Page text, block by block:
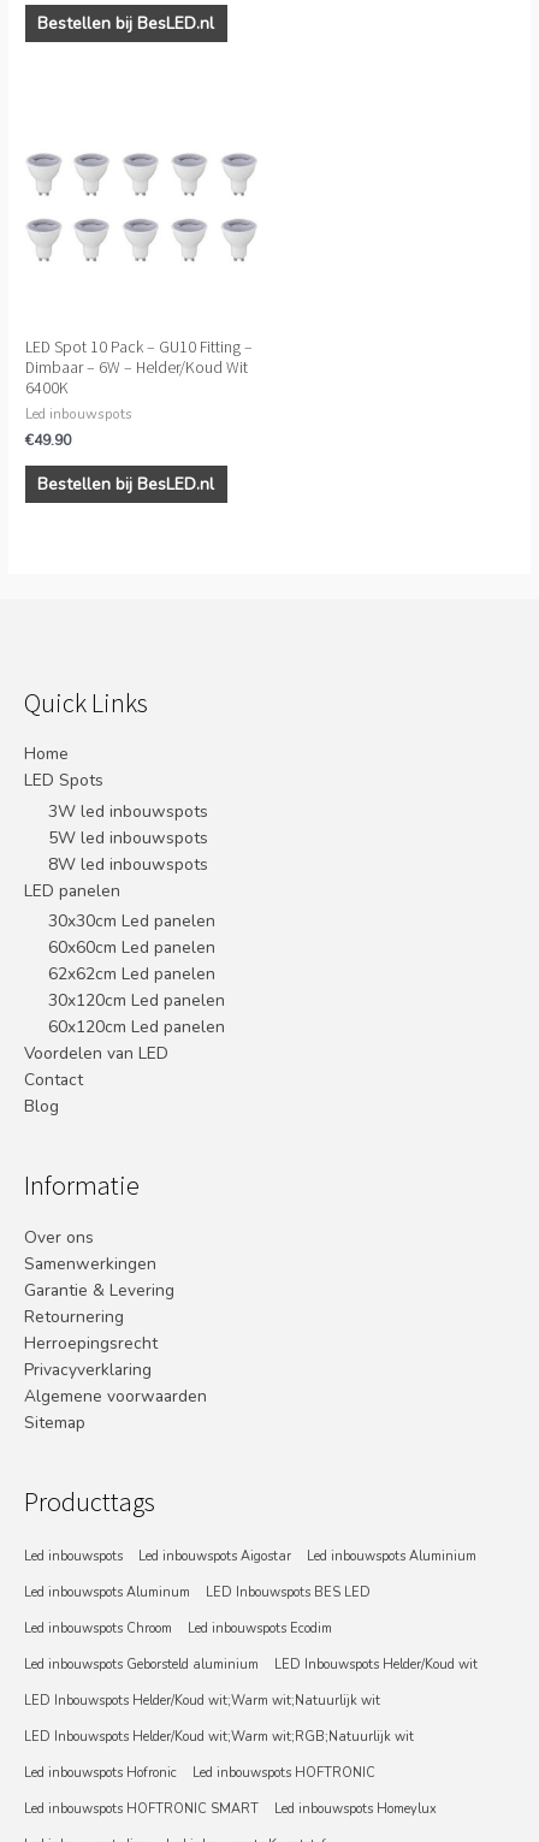
Bestellen bij BesLED.nl
LED Spot 10 Pack – GU10 Fitting –
Dimbaar – 6W – Helder/Koud Wit
6400K
Led inbouwspots
€49.90
Bestellen bij BesLED.nl
Quick Links
Home
LED Spots
3W led inbouwspots
5W led inbouwspots
8W led inbouwspots
LED panelen
30x30cm Led panelen
60x60cm Led panelen
62x62cm Led panelen
30x120cm Led panelen
60x120cm Led panelen
Voordelen van LED
Contact
Blog
Informatie
Over ons
Samenwerkingen
Garantie & Levering
Retournering
Herroepingsrecht
Privacyverklaring
Algemene voorwaarden
Sitemap
Producttags
Led inbouwspots Led inbouwspots Aigostar
Led inbouwspots Aluminium
Led inbouwspots Aluminum
LED Inbouwspots BES LED
Led inbouwspots Chroom
Led inbouwspots Ecodim
Led inbouwspots Geborsteld aluminium
LED Inbouwspots Helder/Koud wit
LED Inbouwspots Helder/Koud wit;Warm wit;Natuurlijk wit
LED Inbouwspots Helder/Koud wit;Warm wit;RGB;Natuurlijk wit
Led inbouwspots Hofronic
Led inbouwspots HOFTRONIC
Led inbouwspots HOFTRONIC SMART
Led inbouwspots Homeylux